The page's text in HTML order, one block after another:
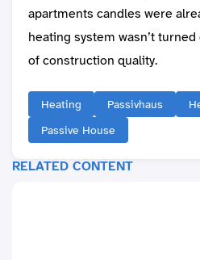
apartments candles were
heating system wasn’t
of construction quality.
Heating Passivhaus
Passive House
RELATED CONTENT